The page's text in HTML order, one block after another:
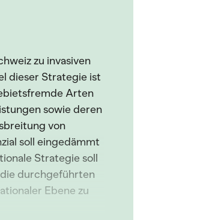
zu invasiven
dieser Strategie ist
Arten
sowie deren
von
soll eingedämmt
Strategie soll
durchgeführten
Ebene zu